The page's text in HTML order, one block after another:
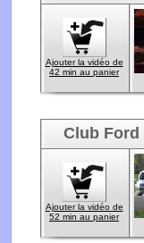
Ajouter la vidéo de
42 min au panier
Club Ford
Ajouter la vidéo de
52 min au panier